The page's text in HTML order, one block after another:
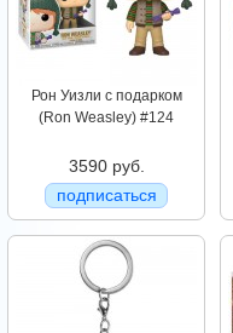
Рон Уизли с подарком
(Ron Weasley) #124
3590 руб.
подписаться